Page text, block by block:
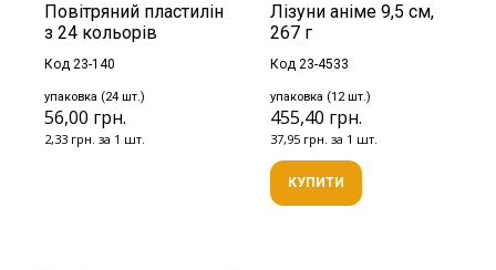
Повітряний пластилін
з 24 кольорів
Код 23-140
упаковка (24 шт.)
56,00 грн.
2,33 грн. за 1 шт.
Лізуни аніме 9,5 см,
267 г
Код 23-4533
упаковка (12 шт.)
455,40 грн.
37,95 грн. за 1 шт.
КУПИТИ